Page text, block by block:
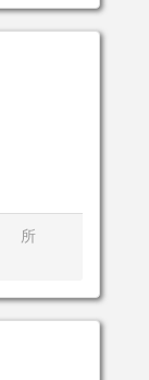
所